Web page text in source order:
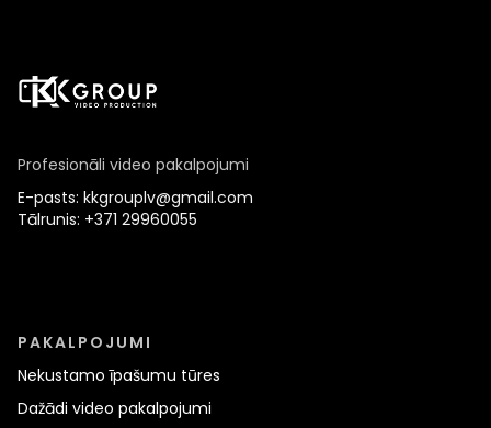
Profesionāli video pakalpojumi
E-pasts: kkgrouplv@gmail.com
Tālrunis: +371 29960055
PAKALPOJUMI
Nekustamo īpašumu tūres
Dažādi video pakalpojumi